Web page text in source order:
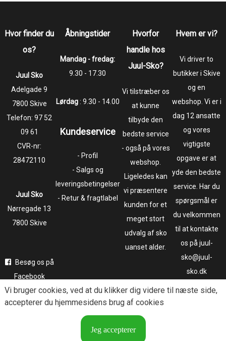
Hvor finder du
os?
Juul Sko
​​​​​​​Adelgade 9
7800 Skive
Telefon:97 52
09 61
CVR-nr:
28472110
Juul Sko
​​​​​​​Nørregade 13
7800 Skive
Besøg os på
Facebook
Følg os på
Åbningstider
Mandag - fredag:
9.30 - 17.30
Lørdag: 9.30 - 14.00
Kundeservice
- Profil
- Salgs og
leveringsbetingelser
- Retur & fragtlabel
Hvorfor
handle hos
Juul-Sko?
Vi tilstræber os
at kunne
tilbyde den
bedste service
- også på vores
webshop.
Ligeledes kan
vi præsentere
kunden for et
meget stort
udvalg af sko
uanset alder.
Hvem er vi?
Vi driver to
butikker i Skive
og en
webshop. Vi er i
dag 12 ansatte
og vores
vigtigste
opgave er at
yde den bedste
service. Har du
spørgsmål er
du velkommen
til at kontakte
os på juul-
sko@juul-
sko.dk
Vi bruger cookies, ved at du klikker dig videre til næste side,
accepterer du hjemmesidens brug af cookies
Jeg accepterer